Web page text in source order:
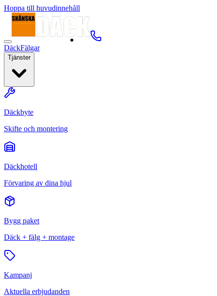
Hoppa till huvudinnehåll
DäckFälgar
Tjänster
Däckbyte
Skifte och montering
Däckhotell
Förvaring av dina hjul
Bygg paket
Däck + fälg + montage
Kampanj
Aktuella erbjudanden